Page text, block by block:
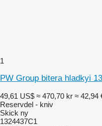
1
PW Group bitera hladkyi
49,61 US$ ≈ 470,70 kr ≈ 42,94
Reservdel - kniv
Skick ny
1324437C1